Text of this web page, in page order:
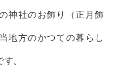
神社のお飾り（正月飾
地方のかつての暮らし
。